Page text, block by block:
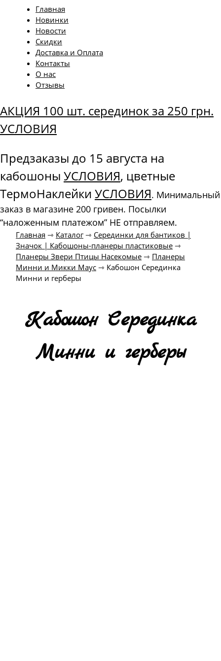
Главная
Новинки
Новости
Скидки
Доставка и Оплата
Контакты
О нас
Отзывы
АКЦИЯ 100 шт. серединок за 250 грн.
УСЛОВИЯ
Предзаказы до 15 августа на
кабошоны УСЛОВИЯ, цветные
ТермоНаклейки УСЛОВИЯ. Минимальный
заказ в магазине 200 гривен. Посылки
“наложенным платежом” НЕ отправляем.
Главная ⇾ Каталог⇾ Серединки для бантиков |
Значок | Кабошоны-планеры пластиковые ⇾
Планеры Звери Птицы Насекомые ⇾ Планеры
Минни и Микки Маус ⇾ Кабошон Серединка
Минни и герберы
Кабошон Серединка
Минни и герберы